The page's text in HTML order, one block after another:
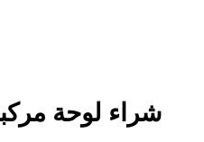
شراء لوحة